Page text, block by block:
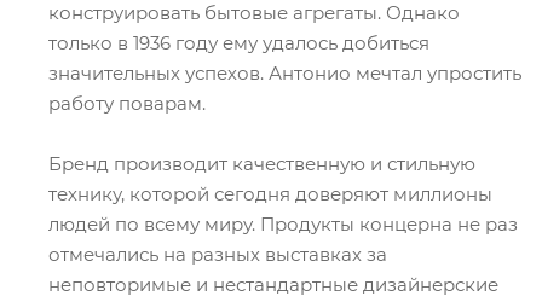
конструировать бытовые агрегаты. Однако
только в 1936 году ему удалось добиться
значительных успехов. Антонио мечтал упростить
работу поварам.
Бренд производит качественную и стильную
технику, которой сегодня доверяют миллионы
людей по всему миру. Продукты концерна не раз
отмечались на разных выставках за
неповторимые и нестандартные дизайнерские